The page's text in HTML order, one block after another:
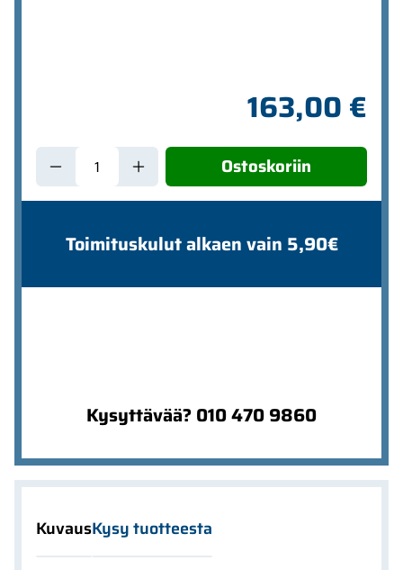
163,00 €
Ostoskoriin
Toimituskulut alkaen vain 5,90€
Kysyttävää? 010 470 9860
KuvausKysy tuotteesta